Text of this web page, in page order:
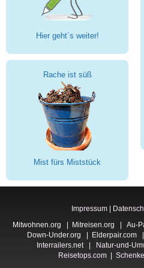
Hier geht´s weiter!
Rache ist süß
Mist fürs Miststück
Impressum
Mitwohnen.org
Mitreisen.org Au-
Down-Under.org
Elderpair.com|
Interrailers.net| Natur-und-
Reisetops.com